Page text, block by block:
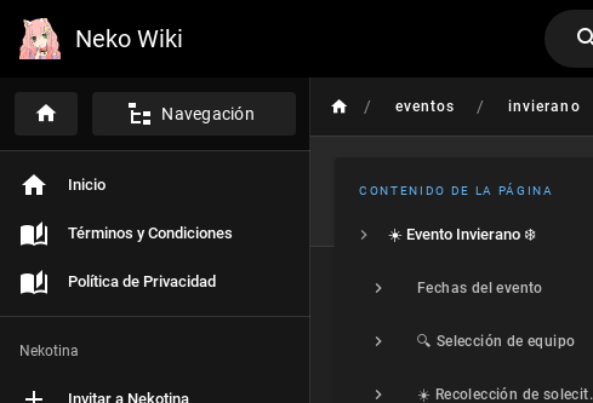
Neko Wiki
Navegación
Inicio
Términos y Condiciones
Política de Privacidad
Nekotina
Invitar a Nekotina
/ eventos / invierano
CONTENIDO DE LA PÁGINA
☀️ Evento Invierano ❄️
Fechas del evento
🔍 Selección de equipo
☀️